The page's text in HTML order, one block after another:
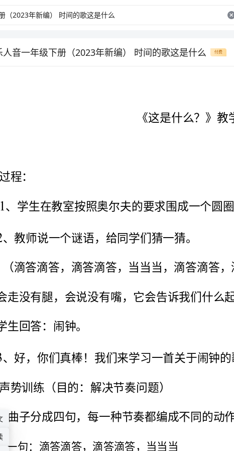
人音一年级下册（2023年新编） 时间的歌这是什么 付费
第一句：滴答滴答，滴答滴答，当当当
学生回答：闹钟。
二、声势训练（目的：解决节奏问题）
《这是什么？》教学设计